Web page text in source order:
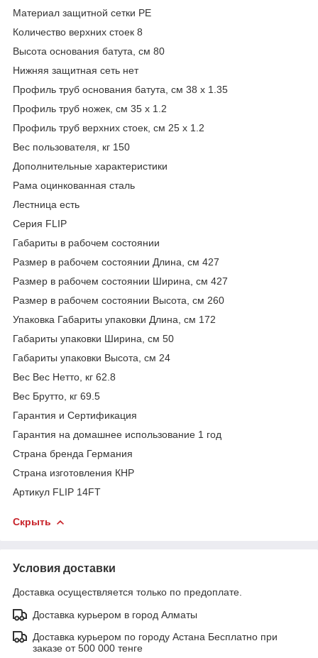
Материал защитной сетки PE
Количество верхних стоек 8
Высота основания батута, см 80
Нижняя защитная сеть нет
Профиль труб основания батута, см 38 x 1.35
Профиль труб ножек, см 35 x 1.2
Профиль труб верхних стоек, см 25 x 1.2
Вес пользователя, кг 150
Дополнительные xарактеристики
Рама оцинкованная сталь
Лестница есть
Серия FLIP
Габариты в рабочем состоянии
Размер в рабочем состоянии Длина, см 427
Размер в рабочем состоянии Ширина, см 427
Размер в рабочем состоянии Высота, см 260
Упаковка Габариты упаковки Длина, см 172
Габариты упаковки Ширина, см 50
Габариты упаковки Высота, см 24
Вес Вес Нетто, кг 62.8
Вес Брутто, кг 69.5
Гарантия и Сертификация
Гарантия на домашнее использование 1 год
Страна бренда Германия
Страна изготовления КНР
Артикул FLIP 14FT
Скрыть
Условия доставки
Доставка осуществляется только по предоплате.
Доставка курьером в город Алматы
Доставка курьером по городу Астана Бесплатно при
заказе от 500 000 тенге